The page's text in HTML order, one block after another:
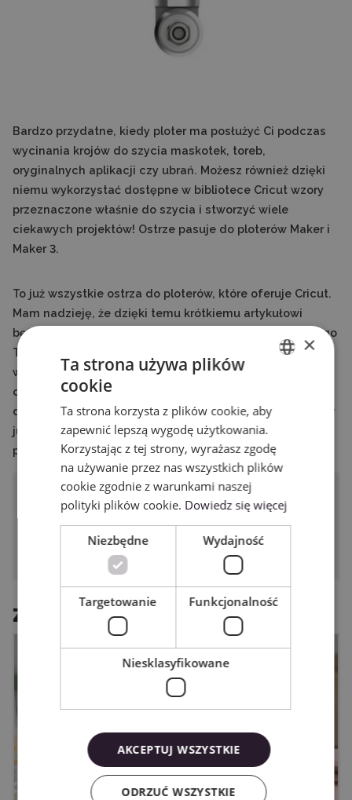
Bardzo przydatne, kiedy ploter ma posłużyć Ci podczas
wycinania krojów do szycia maskotek, toreb,
oryginalnych aplikacji czy ubrań. Możesz również dzięki
niemu wykorzystać dostępne w bibliotece Cricut wzory
przeznaczone właśnie do szycia i stworzyć wiele
ciekawych projektów! Ostrze pasuje do ploterów Maker i
Maker 3.
To już wszystkie ostrza do ploterów, które oferuje Cricut.
Mam nadzieję, że dzięki temu krótkiemu artykułowi
będzie Ci łatwiej dokonać odpowiedniego, spełniającego
Twoje oczekiwania wyboru. Oprócz ostrzy producent ma
w ofercie ciekawe końcówki, których możesz użyć do
cięcia falistego, tworzenia perforacji, bigowania lub
debosingu. Warto wyszukać informacji na ich temat, gdy
już opanujesz cięcie w różnego rodzaju materiałach za
pomocą swojego plotera.
Podziel się tym wpisem ze
znajomymi!
Zobacz również
POLISH
×
Ta strona używa plików
cookie
Ta strona korzysta z plików cookie, aby
zapewnić lepszą wygodę użytkowania.
Korzystając z tej strony, wyrażasz zgodę
na używanie przez nas wszystkich plików
cookie zgodnie z warunkami naszej
polityki plików cookie. Dowiedz się więcej
Niezbędne Wydajność
Targetowanie Funkcjonalność
Niesklasyfikowane
AKCEPTUJ WSZYSTKIE
ODRZUĆ WSZYSTKIE